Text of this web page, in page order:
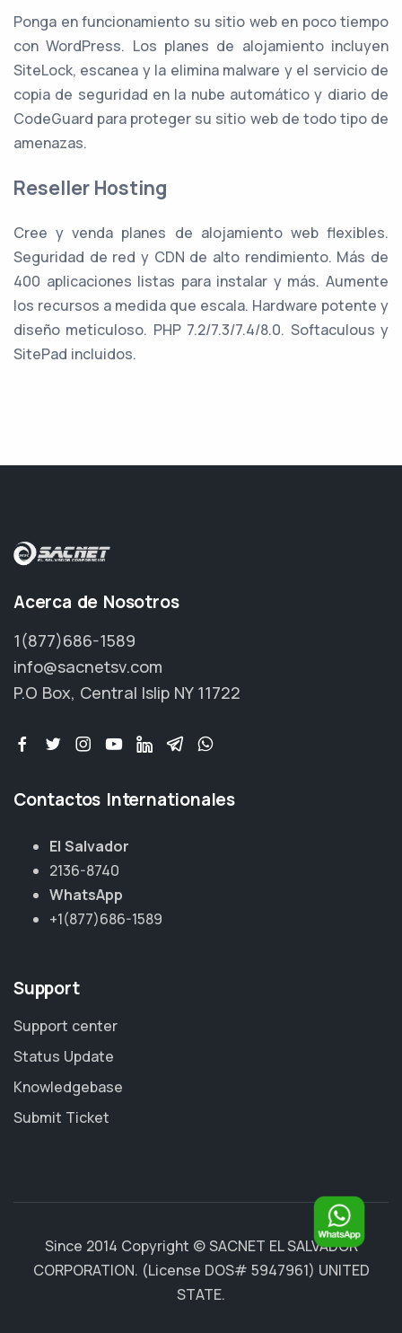
Ponga en funcionamiento su sitio web en poco tiempo
con WordPress. Los planes de alojamiento incluyen
SiteLock, escanea y la elimina malware y el servicio de
copia de seguridad en la nube automático y diario de
CodeGuard para proteger su sitio web de todo tipo de
amenazas.
Reseller Hosting
Cree y venda planes de alojamiento web flexibles.
Seguridad de red y CDN de alto rendimiento. Más de
400 aplicaciones listas para instalar y más. Aumente
los recursos a medida que escala. Hardware potente y
diseño meticuloso. PHP 7.2/7.3/7.4/8.0. Softaculous y
SitePad incluidos.
Acerca de Nosotros
1(877)686-1589
info@sacnetsv.com
P.O Box, Central Islip NY 11722
Contactos Internationales
El Salvador
2136-8740
WhatsApp
+1(877)686-1589
Support
Support center
Status Update
Knowledgebase
Submit Ticket
Since 2014 Copyright ©SACNET EL SALVADOR
CORPORATION. (License DOS# 5947961) UNITED
STATE.